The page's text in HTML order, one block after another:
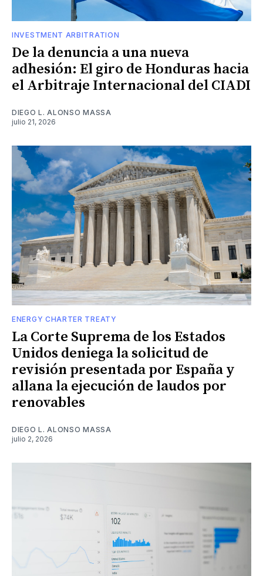
INVESTMENT ARBITRATION
De la denuncia a una nueva
adhesión: El giro de Honduras hacia
el Arbitraje Internacional del CIADI
DIEGO L. ALONSO MASSA
julio 21, 2026
ENERGY CHARTER TREATY
La Corte Suprema de los Estados
Unidos deniega la solicitud de
revisión presentada por España y
allana la ejecución de laudos por
renovables
DIEGO L. ALONSO MASSA
julio 2, 2026